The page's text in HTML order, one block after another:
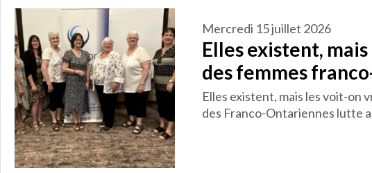
mercredi 15 juillet 2026
Elles existent,
des femmes
Elles existent, mais les voit-on
des Franco-Ontariennes lutte